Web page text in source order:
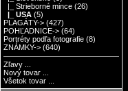
|_ Strieborné mince (26)
|_ USA (5)
PLAGÁTY-> (427)
POHĽADNICE-> (64)
Portréty podľa fotografie (8)
ZNÁMKY-> (640)
Zľavy ...
Nový tovar ...
Všetok tovar ...